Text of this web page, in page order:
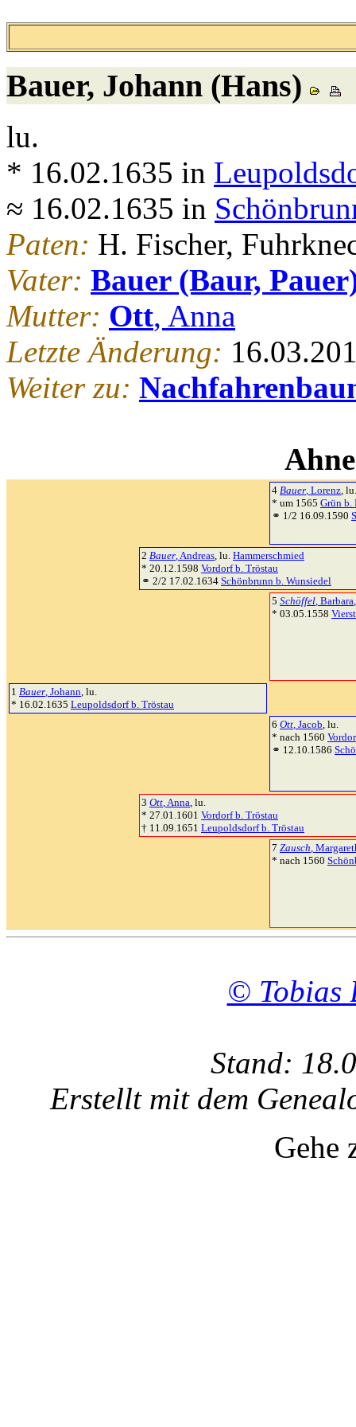
Bauer, Johann (Hans)
lu.
* 16.02.1635 in
≈ 16.02.1635 in
Paten: H. Fischer,
Vater: Bauer (Baur,
Mutter: Ott, Anna
Letzte Änderung:
Weiter zu:
4 Bauer, Lorenz, lu.
* um 1565 Grün b.
⚭ 1/2 16.09.1590
2 Bauer, Andreas, lu. Hammerschmied
* 20.12.1598 Vordorf b. Tröstau
⚭ 2/2 17.02.1634 Schönbrunn b. Wunsiedel
5 Schöffel, Barbara
* 03.05.1558
1 Bauer, Johann, lu.
* 16.02.1635 Leupoldsdorf b. Tröstau
6 Ott, Jacob, lu.
* nach 1560
⚭ 12.10.1586
3 Ott, Anna, lu.
* 27.01.1601 Vordorf b. Tröstau
† 11.09.1651 Leupoldsdorf b. Tröstau
7 Zausch,
* nach 1560
© Tobias
Stand:
Erstellt mit dem
Gehe